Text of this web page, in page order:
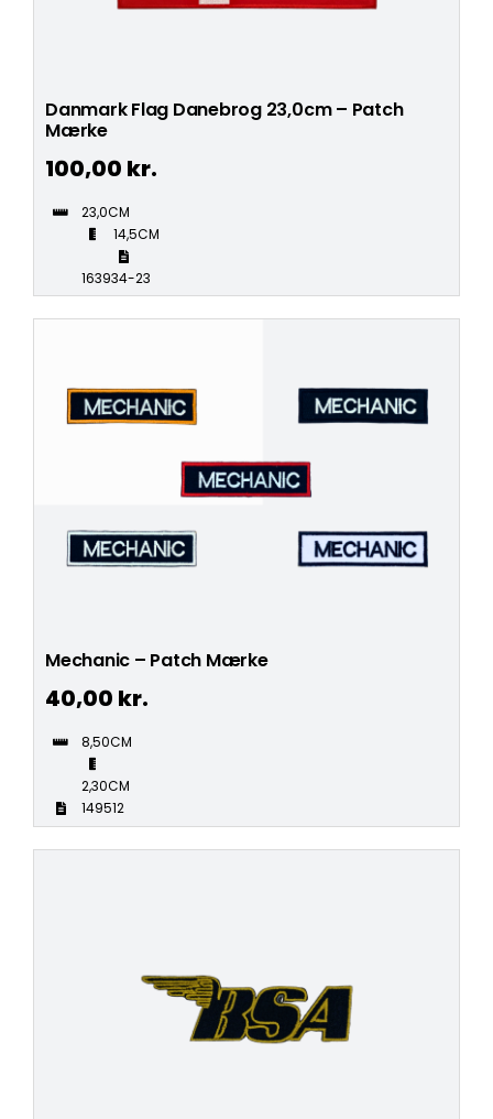
Danmark Flag Danebrog 23,0cm – Patch
Mærke
100,00 kr.
23,0CM
14,5CM
163934-23
Mechanic – Patch Mærke
40,00 kr.
8,50CM
2,30CM
149512